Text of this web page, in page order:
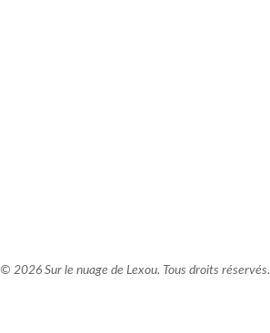
© 2026 Sur le nuage de Lexou. Tous droits réservés.